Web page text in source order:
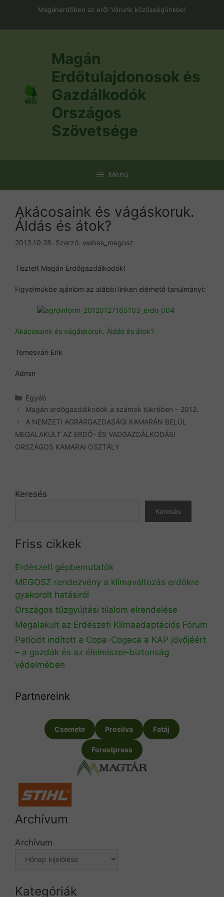
Magánerdőben az erő! Várunk közösségünkbe!
Magán
Erdőtulajdonosok és
Gazdálkodók
Országos
Szövetsége
Menü
Akácosaink és vágáskoruk.
Áldás és átok?
2013.10.28. Szerző: webes_megosz
Tisztelt Magán Erdőgazdálkodók!
Figyelmükbe ajánlom az alábbi linken elérhető tanulmányt:
Akácosaink és vágáskoruk. Áldás és átok?
Temesvári Erik
Admin
Kategória
Egyéb
Magán erdőgazdálkodók a számok tükrében – 2012.
A NEMZETI AGRÁRGAZDASÁGI KAMARÁN BELÜL
MEGALAKULT AZ ERDŐ- ÉS VADGAZDÁLKODÁSI
ORSZÁGOS KAMARAI OSZTÁLY
Keresés
Keresés
Friss cikkek
Erdészeti gépbemutatók
MEGOSZ rendezvény a klímaváltozás erdőkre
gyakorolt hatásiról
Országos tűzgyújtási tilalom elrendelése
Megalakult az Erdészeti Klímaadaptációs Fórum
Petíciót indított a Copa-Cogeca a KAP jövőjéért
– a gazdák és az élelmiszer-biztonság
védelmében
Partnereink
Csemete Prosilva Fatáj
Forestpress
Archívum
Archívum
Kategóriák